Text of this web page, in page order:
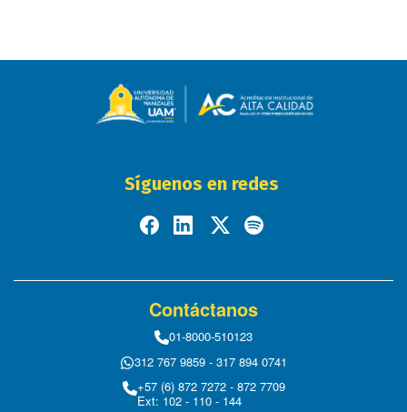
Síguenos en redes
Contáctanos
01-8000-510123
312 767 9859 - 317 894 0741
+57 (6) 872 7272 - 872 7709
Ext: 102 - 110 - 144